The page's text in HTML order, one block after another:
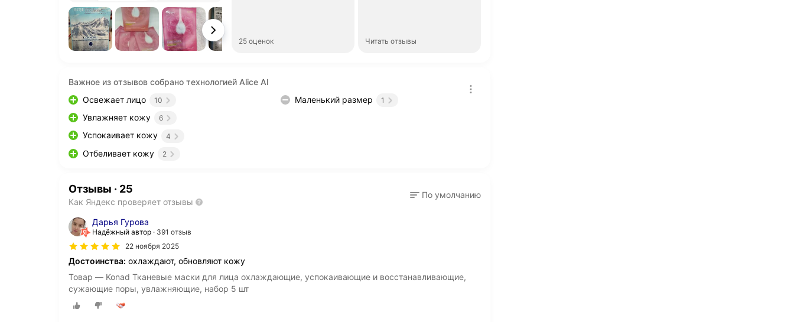
25 оценок Читать отзывы
Важное из отзывов собрано технологией Alice AI
Освежает лицо
10
Увлажняет кожу 6
Успокаивает кожу 4
Отбеливает кожу 2
Маленький размер 1
Отзывы · 25
Как Яндекс проверяет отзывы
По умолчанию
Дарья Гурова
Надёжный автор
391 отзыв
22 ноября 2025
Достоинства: охлаждают, обновляют кожу
Товар — Konad Тканевые маски для лица охлаждающие, успокаивающие и восстанавливающие,
сужающие поры, увлажняющие, набор 5 шт